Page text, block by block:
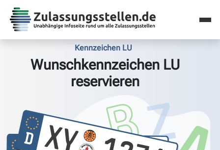
Kennzeichen LU
Wunschkennzeichen LU
reservieren